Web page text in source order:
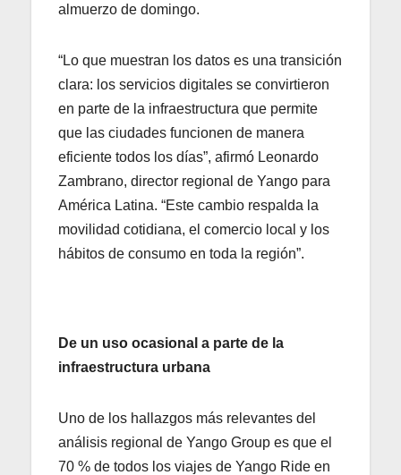
almuerzo de domingo.
“Lo que muestran los datos es una transición
clara: los servicios digitales se convirtieron
en parte de la infraestructura que permite
que las ciudades funcionen de manera
eficiente todos los días”, afirmó Leonardo
Zambrano, director regional de Yango para
América Latina. “Este cambio respalda la
movilidad cotidiana, el comercio local y los
hábitos de consumo en toda la región”.
De un uso ocasional a parte de la
infraestructura urbana
Uno de los hallazgos más relevantes del
análisis regional de Yango Group es que el
70 % de todos los viajes de Yango Ride en